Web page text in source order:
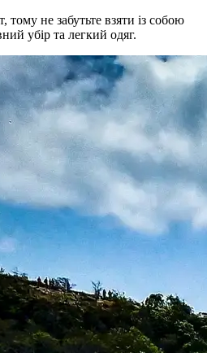
тому не забутьте взяти із собою
убір та легкий одяг.